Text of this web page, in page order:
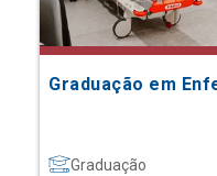
Graduação em
Graduação